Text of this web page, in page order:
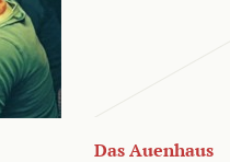
Das Auenhaus